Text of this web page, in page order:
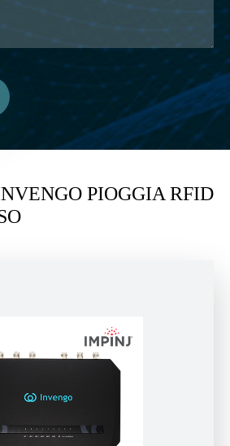
PIOGGIA RFID